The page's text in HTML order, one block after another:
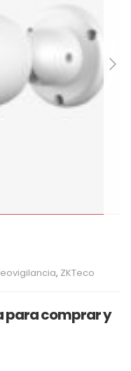
, ZKTeco
para comprar y